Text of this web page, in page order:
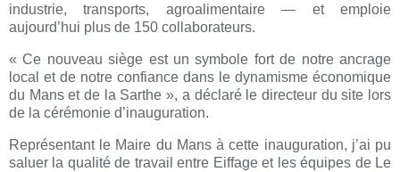
industrie, transports, agroalimentaire — et emploie
aujourd’hui plus de 150 collaborateurs.
« Ce nouveau siège est un symbole fort de notre ancrage
local et de notre confiance dans le dynamisme économique
du Mans et de la Sarthe », a déclaré le directeur du site lors
de la cérémonie d’inauguration.
Représentant le Maire du Mans à cette inauguration, j’ai pu
saluer la qualité de travail entre Eiffage et les équipes de Le